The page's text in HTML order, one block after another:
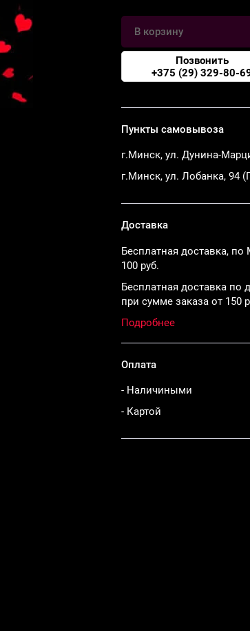
В корзину
Позвонить
+375 (29) 329-80-
Доставка
Бесплатная доставка, по
100 руб.
Бесплатная доставка по
при сумме заказа от 150
Подробнее
Оплата
- Наличиными
- Картой
Пункты самовывоза
г.Минск, ул. Дунина-
г.Минск, ул. Лобанка, 94